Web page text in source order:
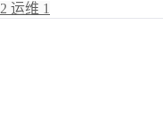
2 运维 1